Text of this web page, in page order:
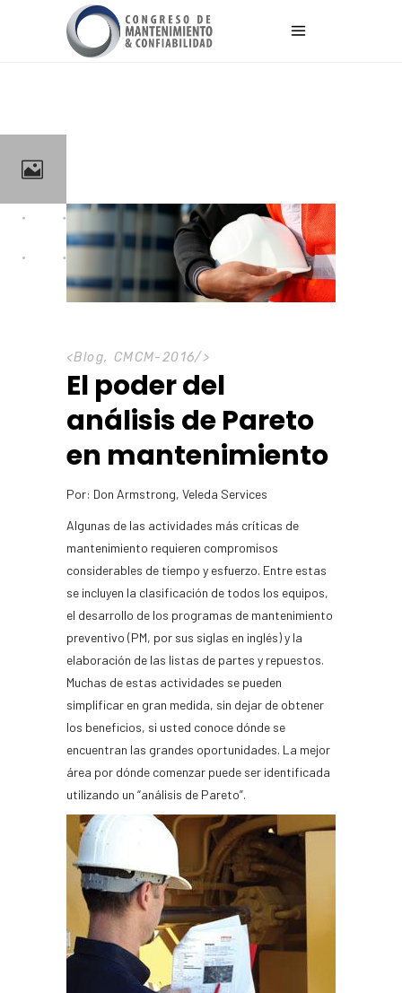
<Blog, CMCM-2016/>
El poder del
análisis de Pareto
en mantenimiento
Por: Don Armstrong, Veleda Services
Algunas de las actividades más críticas de
mantenimiento requieren compromisos
considerables de tiempo y esfuerzo. Entre estas
se incluyen la clasificación de todos los equipos,
el desarrollo de los programas de mantenimiento
preventivo (PM, por sus siglas en inglés) y la
elaboración de las listas de partes y repuestos.
Muchas de estas actividades se pueden
simplificar en gran medida, sin dejar de obtener
los beneficios, si usted conoce dónde se
encuentran las grandes oportunidades. La mejor
área por dónde comenzar puede ser identificada
utilizando un “análisis de Pareto”.